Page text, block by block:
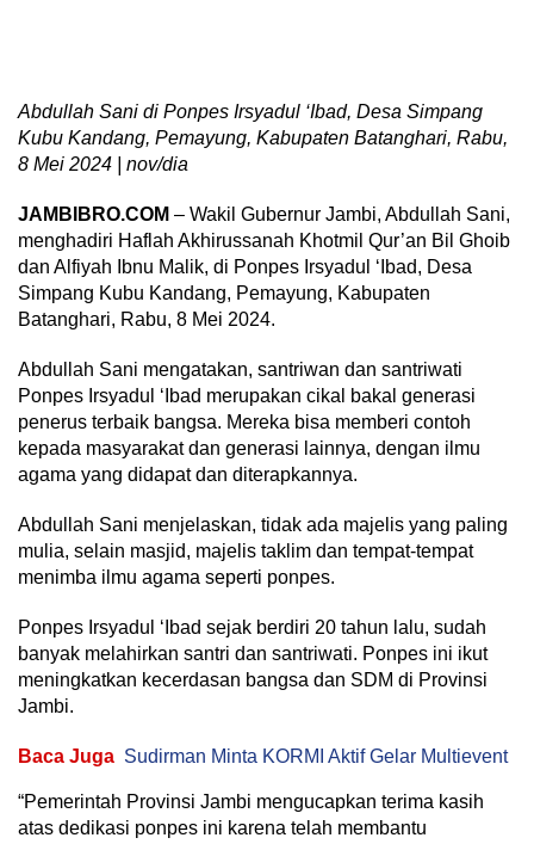
Abdullah Sani di Ponpes Irsyadul ‘Ibad, Desa Simpang
Kubu Kandang, Pemayung, Kabupaten Batanghari, Rabu,
8 Mei 2024 | nov/dia
JAMBIBRO.COM – Wakil Gubernur Jambi, Abdullah Sani,
menghadiri Haflah Akhirussanah Khotmil Qur’an Bil Ghoib
dan Alfiyah Ibnu Malik, di Ponpes Irsyadul ‘Ibad, Desa
Simpang Kubu Kandang, Pemayung, Kabupaten
Batanghari, Rabu, 8 Mei 2024.
Abdullah Sani mengatakan, santriwan dan santriwati
Ponpes Irsyadul ‘Ibad merupakan cikal bakal generasi
penerus terbaik bangsa. Mereka bisa memberi contoh
kepada masyarakat dan generasi lainnya, dengan ilmu
agama yang didapat dan diterapkannya.
Abdullah Sani menjelaskan, tidak ada majelis yang paling
mulia, selain masjid, majelis taklim dan tempat-tempat
menimba ilmu agama seperti ponpes.
Ponpes Irsyadul ‘Ibad sejak berdiri 20 tahun lalu, sudah
banyak melahirkan santri dan santriwati. Ponpes ini ikut
meningkatkan kecerdasan bangsa dan SDM di Provinsi
Jambi.
Baca Juga Sudirman Minta KORMI Aktif Gelar Multievent
“Pemerintah Provinsi Jambi mengucapkan terima kasih
atas dedikasi ponpes ini karena telah membantu